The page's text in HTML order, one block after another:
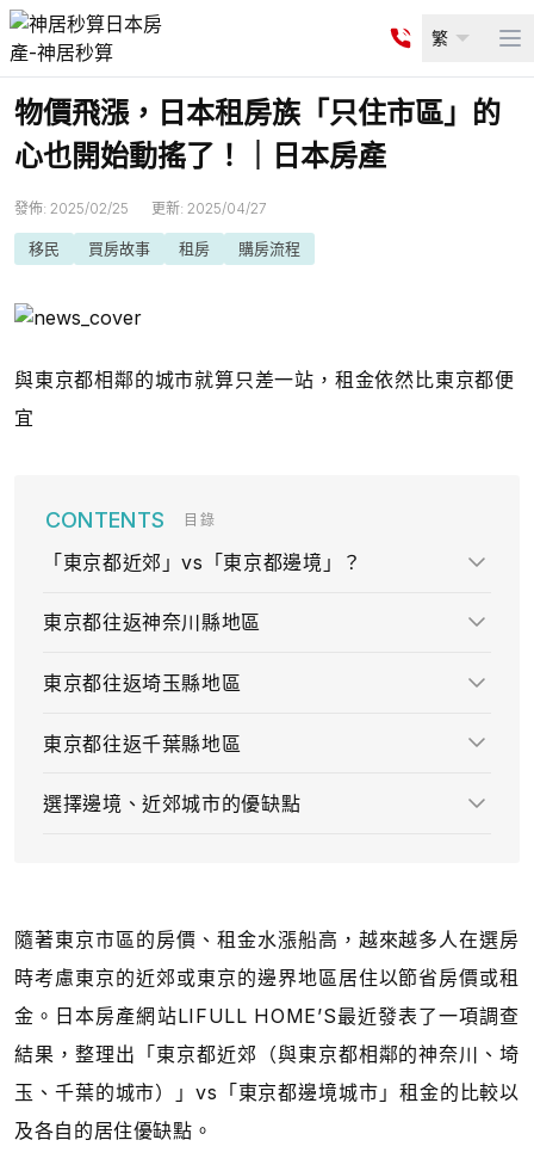
繁
物價飛漲，日本租房族「只住市區」的
心也開始動搖了！｜日本房產
發佈: 2025/02/25 更新: 2025/04/27
移民 買房故事 租房 購房流程
與東京都相鄰的城市就算只差一站，租金依然比東京都便
宜
目錄
「東京都近郊」vs「東京都邊境」？
東京都往返神奈川縣地區
東京都往返埼玉縣地區
東京都往返千葉縣地區
選擇邊境、近郊城市的優缺點
隨著東京市區的房價、租金水漲船高，越來越多人在選房
時考慮東京的近郊或東京的邊界地區居住以節省房價或租
金。日本房產網站LIFULL HOME’S最近發表了一項調查
結果，整理出「東京都近郊（與東京都相鄰的神奈川、埼
玉、千葉的城市）」vs「東京都邊境城市」租金的比較以
及各自的居住優缺點。